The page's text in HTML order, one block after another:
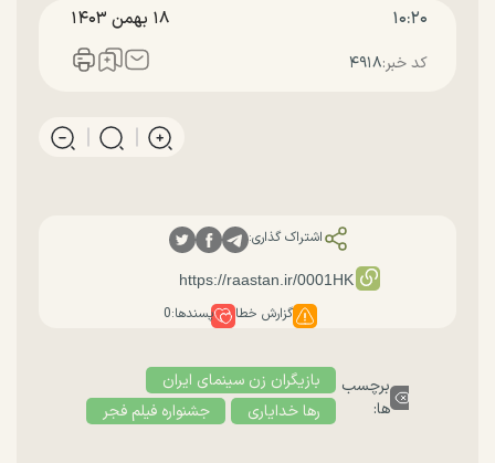
۱۰:۲۰ ۱۸ بهمن ۱۴۰۳
کد خبر:۴۹۱۸
اشتراک گذاری:
گزارش خطا پسندها:0
برچسب
ها:
بازیگران زن سینمای ایران
رها خدایاری
جشنواره فیلم فجر